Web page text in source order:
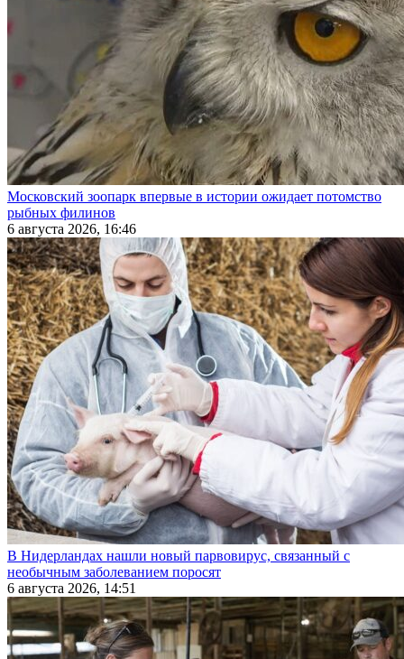
Московский зоопарк впервые в истории ожидает потомство
рыбных филинов
6 августа 2026, 16:46
В Нидерландах нашли новый парвовирус, связанный с
необычным заболеванием поросят
6 августа 2026, 14:51